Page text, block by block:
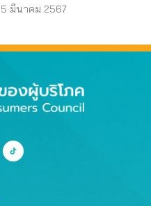
ถือ – เน็ตบ้าน
5 มีนาคม 2567